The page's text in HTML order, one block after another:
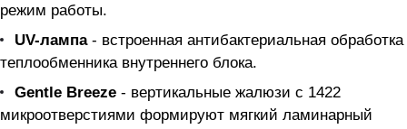
режим работы.
UV-лампа- встроенная антибактериальная обработка
теплообменника внутреннего блока.
Gentle Breeze - вертикальные жалюзи с 1422
микроотверстиями формируют мягкий ламинарный